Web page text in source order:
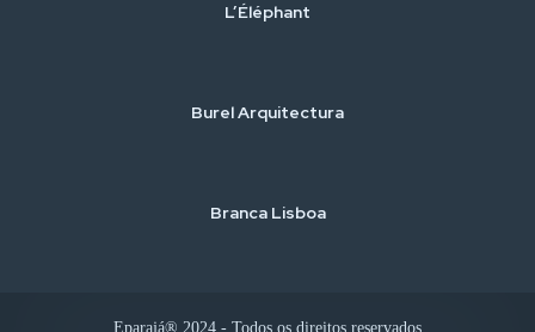
L’Éléphant
Burel Arquitectura
Branca Lisboa
Eparajá® 2024 - Todos os direitos reservados